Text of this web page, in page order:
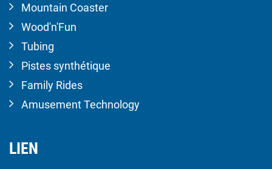
Mountain Coaster
Wood'n'Fun
Tubing
Pistes synthétique
Family Rides
Amusement Technology
LIEN